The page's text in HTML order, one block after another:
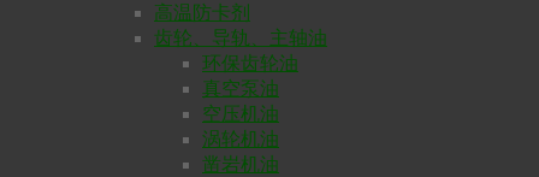
高温防卡剂
齿轮、导轨、主轴油
环保齿轮油
真空泵油
空压机油
涡轮机油
凿岩机油